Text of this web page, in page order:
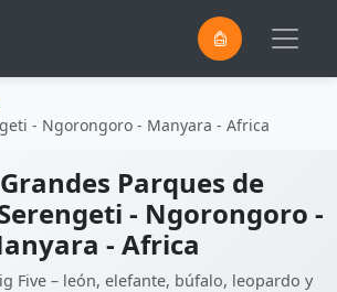
- Ngorongoro - Manyara - Africa
Parques de
- Ngorongoro -
- Africa
Five – león, elefante, búfalo, leopardo y